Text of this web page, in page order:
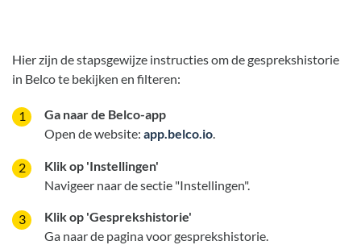
Hier zijn de stapsgewijze instructies om de gesprekshistorie
in Belco te bekijken en filteren:
Ga naar de Belco-app
Open de website: app.belco.io.
Klik op 'Instellingen'
Navigeer naar de sectie "Instellingen".
Klik op 'Gesprekshistorie'
Ga naar de pagina voor gesprekshistorie.